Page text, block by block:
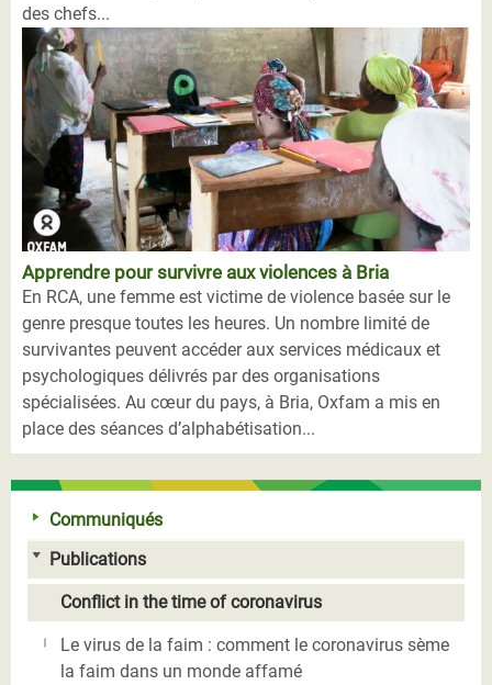
des chefs...
Apprendre pour survivre aux violences à Bria
En RCA, une femme est victime de violence basée sur le
genre presque toutes les heures. Un nombre limité de
survivantes peuvent accéder aux services médicaux et
psychologiques délivrés par des organisations
spécialisées. Au cœur du pays, à Bria, Oxfam a mis en
place des séances d’alphabétisation...
Communiqués
Publications
Conflict in the time of coronavirus
Le virus de la faim : comment le coronavirus sème
la faim dans un monde affamé